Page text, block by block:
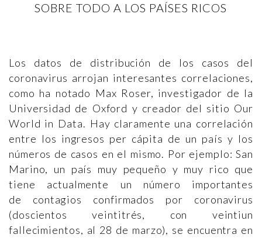
SOBRE TODO A LOS PAÍSES RICOS
Los datos de distribución de los casos del
coronavirus arrojan interesantes correlaciones,
como ha notado Max Roser, investigador de la
Universidad de Oxford y creador del sitio Our
World in Data. Hay claramente una correlación
entre los ingresos per cápita de un país y los
números de casos en el mismo. Por ejemplo: San
Marino, un país muy pequeño y muy rico que
tiene actualmente un número importantes
de contagios confirmados por coronavirus
(doscientos veintitrés, con veintiun
fallecimientos, al 28 de marzo), se encuentra en